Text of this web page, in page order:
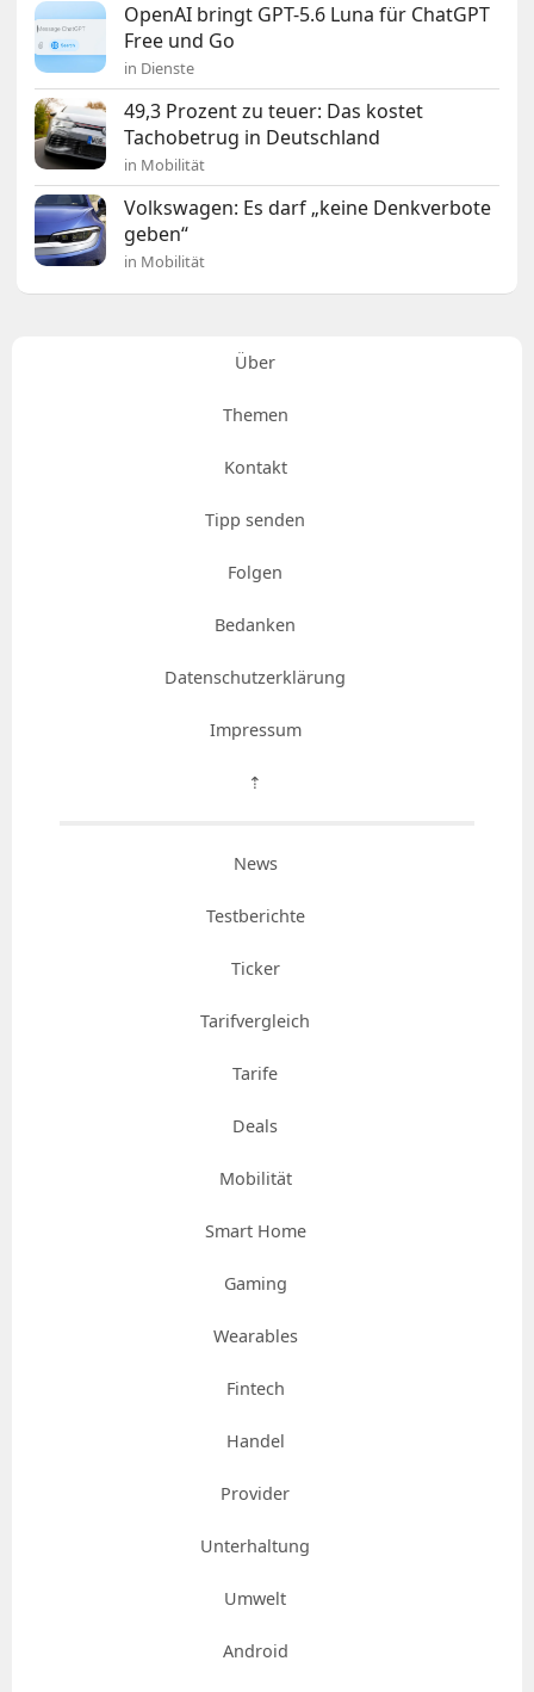
OpenAI bringt GPT-5.6 Luna für ChatGPT
Free und Go
in Dienste
49,3 Prozent zu teuer: Das kostet
Tachobetrug in Deutschland
in Mobilität
Volkswagen: Es darf „keine Denkverbote
geben“
in Mobilität
Über
Themen
Kontakt
Tipp senden
Folgen
Bedanken
Datenschutzerklärung
Impressum
⇡
News
Testberichte
Ticker
Tarifvergleich
Tarife
Deals
Mobilität
Smart Home
Gaming
Wearables
Fintech
Handel
Provider
Unterhaltung
Umwelt
Android